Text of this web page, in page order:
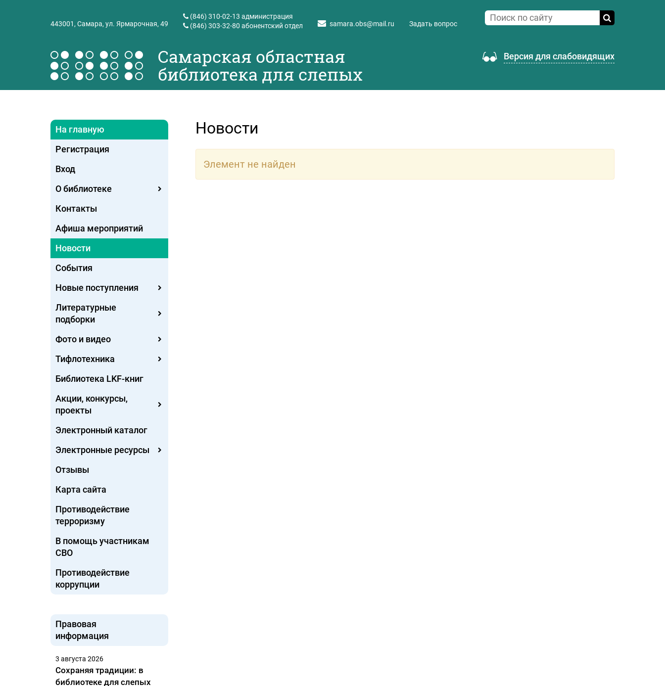
443001, Самара, ул. Ярмарочная, 49
(846) 310-02-13 администрация
(846) 303-32-80 абонентский отдел samara.obs@mail.ru Задать вопрос
Самарская областная
библиотека для слепых
Версия для слабовидящих
На главную
Регистрация
Вход
О библиотеке
Контакты
Афиша мероприятий
Новости
События
Новые поступления
Литературные
подборки
Фото и видео
Тифлотехника
Библиотека LKF-книг
Акции, конкурсы,
проекты
Электронный каталог
Электронные ресурсы
Отзывы
Карта сайта
Противодействие
терроризму
В помощь участникам
СВО
Противодействие
коррупции
Правовая
информация
3 августа 2026
Сохраняя традиции: в
библиотеке для слепых
Новости
Элемент не найден